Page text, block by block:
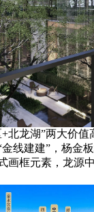
北龙湖”两大价
线建建”，杨金
画框元素，龙源